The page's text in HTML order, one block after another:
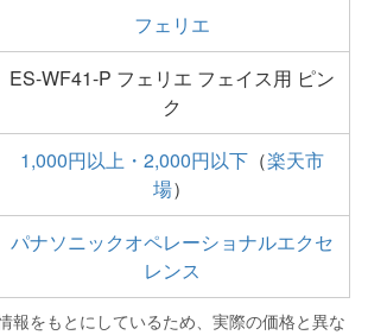
フェリエ
ES-WF41-P フェリエ フェイス用 ピン
ク
1,000円以上・2,000円以下（楽天市
場）
パナソニックオペレーショナルエクセ
レンス
報をもとにしているため、実際の価格と異な